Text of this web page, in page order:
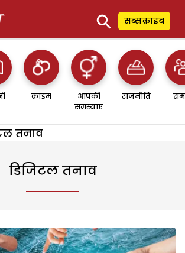
⚲ सब्सक्राइब
क्राइम
आपकी
समस्याएं
राजनीति
तनाव
डिजिटल तनाव